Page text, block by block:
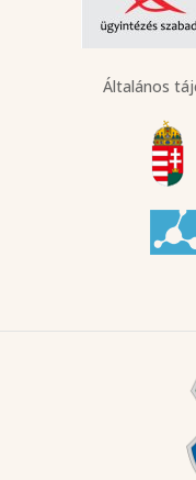
Általános